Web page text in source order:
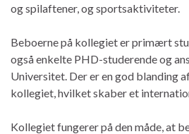
og spilaftener, og sportsaktiviteter.
Beboerne på kollegiet er primært
også enkelte PHD-studerende og
Universitet. Der er en god blanding
kollegiet, hvilket skaber et
Kollegiet fungerer på den måde, at